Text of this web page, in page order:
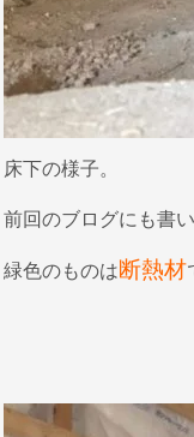
床下の様子。
前回のブログにも書
緑色のものは断熱材